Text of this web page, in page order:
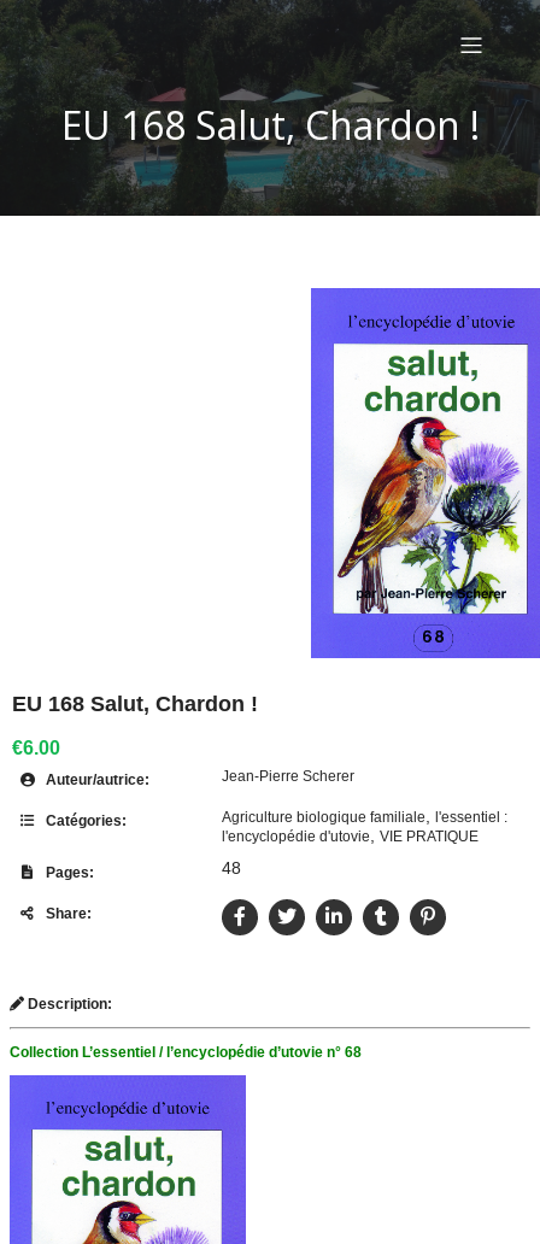
EU 168 Salut, Chardon !
EU 168 Salut, Chardon !
€6.00
Auteur/autrice: Jean-Pierre Scherer
Catégories: Agriculture biologique familiale
l'essentiel :
l'encyclopédie d'utovie
VIE PRATIQUE
Pages: 48
Share:
Description:
Collection L’essentiel / l’encyclopédie d’utovie n° 68